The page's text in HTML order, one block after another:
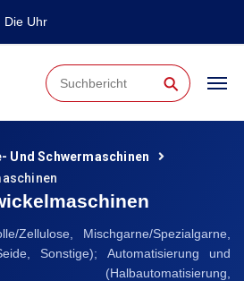
Die Uhr
⚲
Und Schwermaschinen
Zellulose, Mischgarne/Spezialgarne,
Sonstige); Automatisierung und
(Halbautomatisierung,